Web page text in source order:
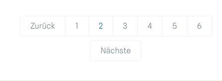
Zurück 1 2 3 4 5 6
Nächste